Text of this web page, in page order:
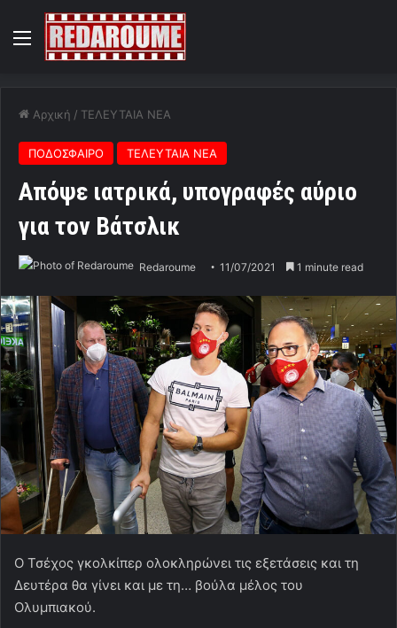
Menu
Αρχική / ΤΕΛΕΥΤΑΙΑ ΝΕΑ
ΠΟΔΟΣΦΑΙΡΟ ΤΕΛΕΥΤΑΙΑ ΝΕΑ
Απόψε ιατρικά, υπογραφές αύριο
για τον Βάτσλικ
Redaroume 11/07/2021 1 minute read
Ο Τσέχος γκολκίπερ ολοκληρώνει τις εξετάσεις και τη
Δευτέρα θα γίνει και με τη… βούλα μέλος του
Ολυμπιακού.